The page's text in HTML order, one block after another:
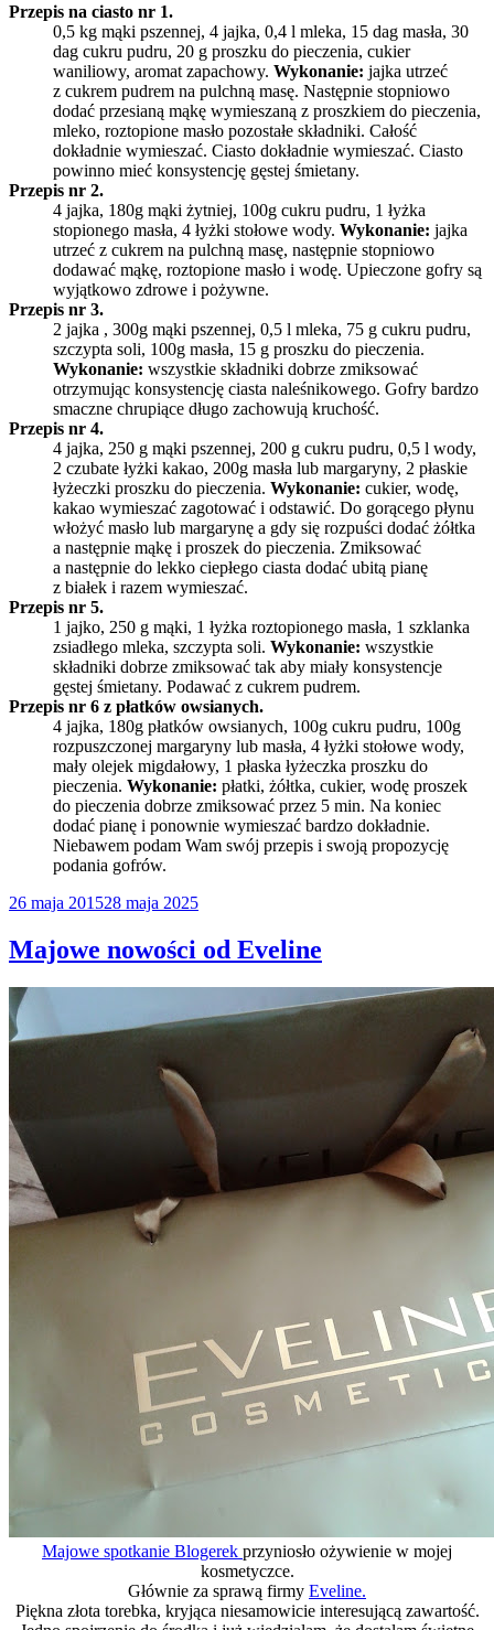
Przepis na ciasto nr 1.
0,5 kg mąki pszennej, 4 jajka, 0,4 l mleka, 15 dag masła, 30
dag cukru pudru, 20 g proszku do pieczenia, cukier
waniliowy, aromat zapachowy. Wykonanie: jajka utrzeć
z cukrem pudrem na pulchną masę. Następnie stopniowo
dodać przesianą mąkę wymieszaną z proszkiem do pieczenia,
mleko, roztopione masło pozostałe składniki. Całość
dokładnie wymieszać. Ciasto dokładnie wymieszać. Ciasto
powinno mieć konsystencję gęstej śmietany.
Przepis nr 2.
4 jajka, 180g mąki żytniej, 100g cukru pudru, 1 łyżka
stopionego masła, 4 łyżki stołowe wody. Wykonanie: jajka
utrzeć z cukrem na pulchną masę, następnie stopniowo
dodawać mąkę, roztopione masło i wodę. Upieczone gofry są
wyjątkowo zdrowe i pożywne.
Przepis nr 3.
2 jajka , 300g mąki pszennej, 0,5 l mleka, 75 g cukru pudru,
szczypta soli, 100g masła, 15 g proszku do pieczenia.
Wykonanie: wszystkie składniki dobrze zmiksować
otrzymując konsystencję ciasta naleśnikowego. Gofry bardzo
smaczne chrupiące długo zachowują kruchość.
Przepis nr 4.
4 jajka, 250 g mąki pszennej, 200 g cukru pudru, 0,5 l wody,
2 czubate łyżki kakao, 200g masła lub margaryny, 2 płaskie
łyżeczki proszku do pieczenia. Wykonanie: cukier, wodę,
kakao wymieszać zagotować i odstawić. Do gorącego płynu
włożyć masło lub margarynę a gdy się rozpuści dodać żółtka
a następnie mąkę i proszek do pieczenia. Zmiksować
a następnie do lekko ciepłego ciasta dodać ubitą pianę
z białek i razem wymieszać.
Przepis nr 5.
1 jajko, 250 g mąki, 1 łyżka roztopionego masła, 1 szklanka
zsiadłego mleka, szczypta soli. Wykonanie: wszystkie
składniki dobrze zmiksować tak aby miały konsystencje
gęstej śmietany. Podawać z cukrem pudrem.
Przepis nr 6 z płatków owsianych.
4 jajka, 180g płatków owsianych, 100g cukru pudru, 100g
rozpuszczonej margaryny lub masła, 4 łyżki stołowe wody,
mały olejek migdałowy, 1 płaska łyżeczka proszku do
pieczenia. Wykonanie: płatki, żółtka, cukier, wodę proszek
do pieczenia dobrze zmiksować przez 5 min. Na koniec
dodać pianę i ponownie wymieszać bardzo dokładnie.
Niebawem podam Wam swój przepis i swoją propozycję
podania gofrów.
Opublikowane
26 maja 201528 maja 2025
Majowe nowości od Eveline
Majowe spotkanie Blogerek przyniosło ożywienie w mojej
kosmetyczce.
Głównie za sprawą firmy Eveline.
Piękna złota torebka, kryjąca niesamowicie interesującą zawartość.